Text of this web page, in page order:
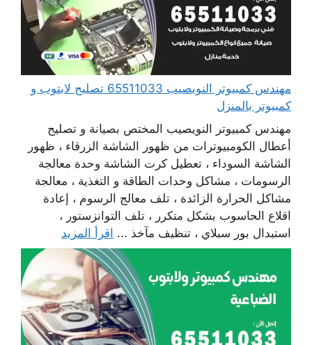
مهندس كمبيوتر النويصيب 65511033 تصليح لابتوب و
كمبيوتر بالمنزل
مهندس كمبيوتر النويصيب المختص بصيانة و تصليح
أعطال الكومبيوترات من ظهور الشاشة الزرقاء ، ظهور
الشاشة السوداء ، تعطيل كرت الشاشة وحدة معالجة
الرسومات ، مشاكل وحدات الطاقة و التغذية ، معالجة
مشاكل الحرارة الزائدة ، تلف معالج الرسوم ، إعادة
اقلاع الحاسوب بشكل متكرر ، تلف التوانزستور ،
استبدال بور سبلاي ، تنظيف مآخذ ... اقرأ المزيد